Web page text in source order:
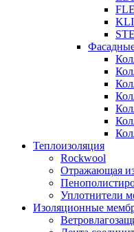
Теплоизоляция
Rockwool
Отражающая
Уплотнители
Изоляционные